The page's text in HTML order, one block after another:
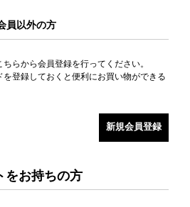
員以外の方
らから会員登録を行ってください。
を登録しておくと便利にお買い物ができる
をお持ちの方